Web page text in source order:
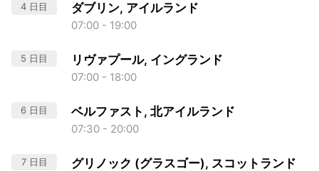
4 日目 ダブリン, アイルランド
07:00 - 19:00
5 日目 リヴァプール, イングランド
07:00 - 18:00
6 日目 ベルファスト, 北アイルランド
07:30 - 20:00
7 日目 グリノック (グラスゴー), スコットランド